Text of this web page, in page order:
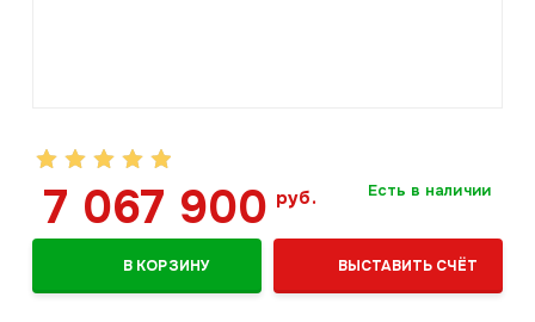
7 067 900руб. Есть в наличии
В КОРЗИНУ ВЫСТАВИТЬ СЧЁТ